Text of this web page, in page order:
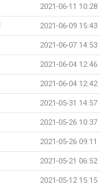
2021-06-11 10:28
2021-06-09 15:43
2021-06-07 14:53
2021-06-04 12:46
2021-06-04 12:42
2021-05-31 14:57
2021-05-26 10:37
2021-05-26 09:11
2021-05-21 06:52
2021-05-12 15:15